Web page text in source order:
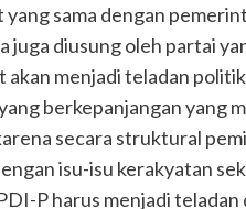
yang sama dengan
juga diusung oleh partai
akan menjadi teladan
berkepanjangan yang
secara struktural
isu-isu kerakyatan
P harus menjadi teladan